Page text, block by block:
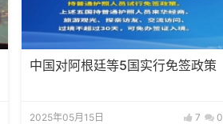
中国对阿根廷等5国实行免签政策
2025年05月15日 7 0